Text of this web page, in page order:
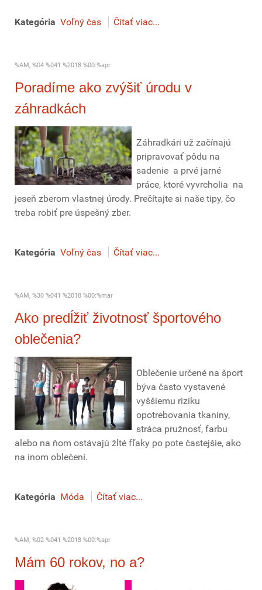
Kategória Voľný čas Čítať viac...
%AM, %04 %041 %2018 %00:%apr
Poradíme ako zvýšiť úrodu v
záhradkách
Záhradkári už začínajú
pripravovať pôdu na
sadenie a prvé jarné
práce, ktoré vyvrcholia na
jeseň zberom vlastnej úrody. Prečítajte si naše tipy, čo
treba robiť pre úspešný zber.
Kategória Voľný čas Čítať viac...
%AM, %30 %041 %2018 %00:%mar
Ako predĺžiť životnosť športového
oblečenia?
Oblečenie určené na šport
býva často vystavené
vyššiemu riziku
opotrebovania tkaniny,
stráca pružnosť, farbu
alebo na ňom ostávajú žlté fľaky po pote častejšie, ako
na inom oblečení.
Kategória Móda Čítať viac...
%AM, %02 %041 %2018 %00:%apr
Mám 60 rokov, no a?